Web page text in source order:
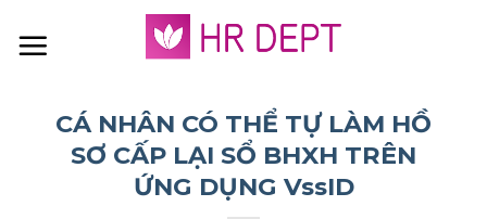
CÁ NHÂN CÓ THỂ TỰ LÀM HỒ
SƠ CẤP LẠI SỔ BHXH TRÊN
ỨNG DỤNG VssID